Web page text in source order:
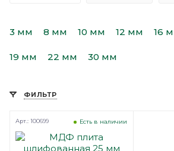
3 мм 8 мм 10 мм 12 мм 16
19 мм 22 мм 30 мм
ФИЛЬТР
Есть в наличии
Арт.: 100699